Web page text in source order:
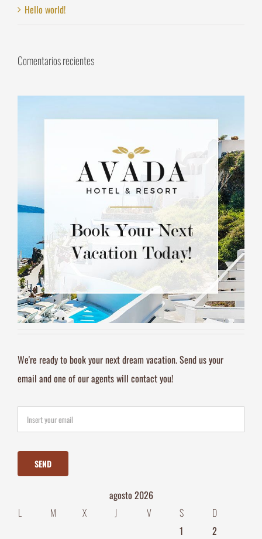
Hello world!
Comentarios recientes
We're ready to book your next dream vacation. Send us your
email and one of our agents will contact you!
agosto 2026
L
M X J V S
D
1
2